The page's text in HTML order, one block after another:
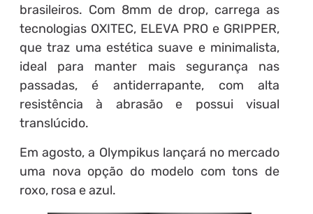
brasileiros. Com 8mm de drop, carrega as
tecnologias OXITEC, ELEVA PRO e GRIPPER,
que traz uma estética suave e minimalista,
ideal para manter mais segurança nas
passadas, é antiderrapante, com alta
resistência à abrasão e possui visual
translúcido.
Em agosto, a Olympikus lançará no mercado
uma nova opção do modelo com tons de
roxo, rosa e azul.